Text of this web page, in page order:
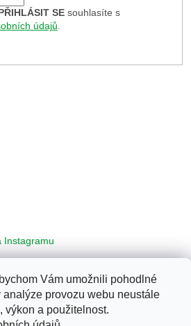
Vám umožnili pohodlné
provozu webu neustále
výkon a použitelnost.
SEsouhlasíte s
údajů
Instagramu
Google Bing